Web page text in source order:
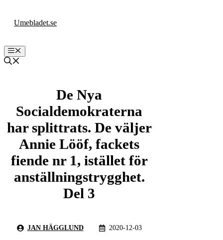
Umebladet.se
Meny
De Nya
Socialdemokraterna
har splittrats. De väljer
Annie Lööf, fackets
fiende nr 1, istället för
anställningstrygghet.
Del 3
JAN HÄGGLUND 2020-12-03